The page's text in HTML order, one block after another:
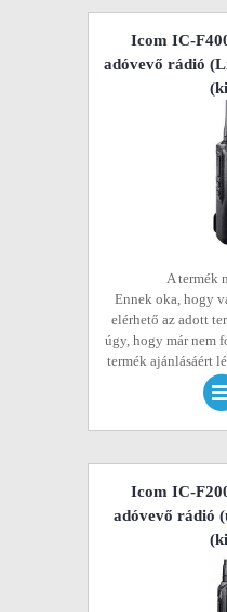
Icom IC-
adóvevő rádió
A termék
Ennek oka, hogy
elérhető az adott
úgy, hogy már nem
termék ajánlásáért
Icom IC-
adóvevő rádió